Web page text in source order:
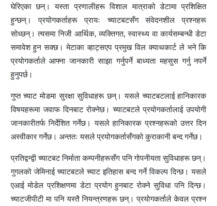
घेरिएका छन्। यस्ता प्रणालीहरू विशाल मात्राको डेटामा प्रशिक्षित
हुन्छन्। प्रयोगकर्ताहरू प्रायः च्याटबटसँग संवेदनशील प्रश्नहरू
सोध्छन्। त्यसमा निजी आर्थिक, व्यक्तिगत, स्वास्थ्य वा कार्यसम्बन्धी डेटा
समावेश हुन सक्छ। मेटाका व्हाट्सएप प्रमुख विल क्याथकार्ट ले भने कि
प्रयोगकर्ताले आफ्ना जानकारी साझा गर्नुपर्ने बाध्यता महसुस गर्नु नपर्ने
हुनुपर्छ।
गुप्त च्याट मोडमा सुरक्षा सुविधाहरू छन्। यसले च्याटबटलाई हानिकारक
विषयहरूमा जवाफ दिनबाट रोक्नेछ। च्याटबटले प्रयोगकर्तालाई उपयोगी
जानकारीतर्फ निर्देशित गर्नेछ। यसले हानिकारक प्रश्नहरूको उत्तर दिन
अस्वीकार गर्नेछ। अन्ततः यसले प्रयोगकर्तासँगको कुराकानी बन्द गर्नेछ।
प्रतिद्वन्द्वी च्याटबट निर्माता कम्पनीहरूसँग पनि गोपनीयता सुविधाहरू छन्।
गुगलको जेमिनाई च्याटबटले च्याट इतिहास बन्द गर्ने विकल्प दिन्छ। यसले
एआई मोडेल प्रशिक्षणमा डेटा प्रयोग हुनबाट रोक्ने सुविधा पनि दिन्छ।
च्याटजीपीटी मा पनि यस्तै नियन्त्रणहरू छन्। प्रयोगकर्ताले केवल प्रश्न